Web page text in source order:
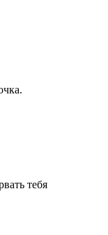
тебя